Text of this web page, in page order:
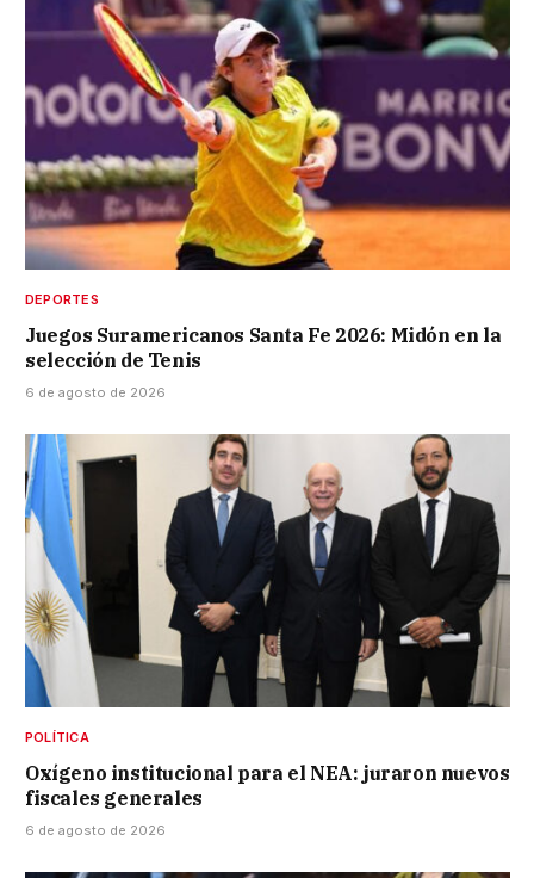
DEPORTES
Juegos Suramericanos Santa Fe 2026: Midón en la
selección de Tenis
6 de agosto de 2026
POLÍTICA
Oxígeno institucional para el NEA: juraron nuevos
fiscales generales
6 de agosto de 2026